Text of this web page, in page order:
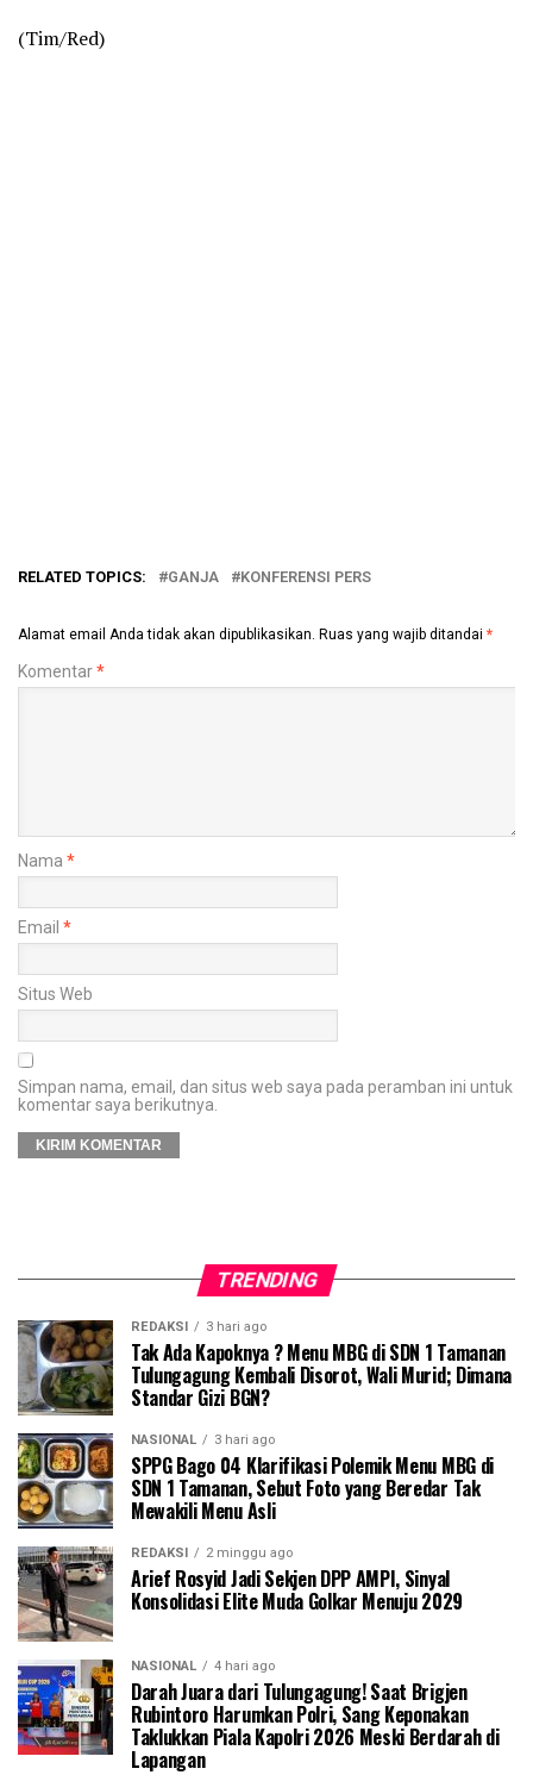
(Tim/Red)
RELATED TOPICS: GANJA KONFERENSI PERS
Alamat email Anda tidak akan dipublikasikan. Ruas yang wajib ditandai *
Komentar*
Nama *
Email *
Situs Web
Simpan nama, email, dan situs web saya pada peramban ini untuk
komentar saya berikutnya.
TRENDING
REDAKSI 3 hari ago
Tak Ada Kapoknya ? Menu MBG di SDN 1 Tamanan
Tulungagung Kembali Disorot, Wali Murid; Dimana
Standar Gizi BGN?
NASIONAL 3 hari ago
SPPG Bago 04 Klarifikasi Polemik Menu MBG di
SDN 1 Tamanan, Sebut Foto yang Beredar Tak
Mewakili Menu Asli
REDAKSI 2 minggu ago
Arief Rosyid Jadi Sekjen DPP AMPI, Sinyal
Konsolidasi Elite Muda Golkar Menuju 2029
NASIONAL 4 hari ago
Darah Juara dari Tulungagung! Saat Brigjen
Rubintoro Harumkan Polri, Sang Keponakan
Taklukkan Piala Kapolri 2026 Meski Berdarah di
Lapangan